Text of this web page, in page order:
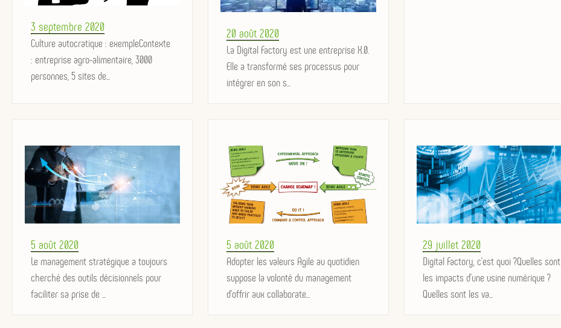
Posted
on
3 septembre 2020
Culture autocratique : exempleContexte
: entreprise agro-alimentaire, 3000
personnes, 5 sites de...
Posted
on
20 août 2020
La Digital Factory est une entreprise X.0.
Elle a transformé ses processus pour
intégrer en son s...
Posted
on
5 août 2020
Le management stratégique a toujours
cherché des outils décisionnels pour
faciliter sa prise de ...
Posted
on
5 août 2020
Adopter les valeurs Agile au quotidien
suppose la volonté du management
d'offrir aux collaborate...
Posted
on
29 juillet 2020
Digital Factory, c'est quoi ?Quelles sont
les impacts d'une usine numérique ?
Quelles sont les va...